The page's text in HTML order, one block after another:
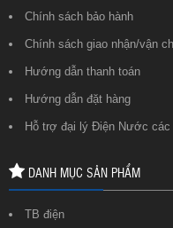
Chính sách bảo hành
Chính sách giao nhận/vận
Hướng dẫn thanh toán
Hướng dẫn đặt hàng
Hỗ trợ đại lý Điện Nước các
DANH MỤC SẢN PHẨM
TB điện